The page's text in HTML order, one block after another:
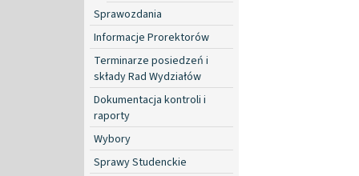
Sprawozdania
Informacje Prorektorów
Terminarze posiedzeń i
składy Rad Wydziałów
Dokumentacja kontroli i
raporty
Wybory
Sprawy Studenckie